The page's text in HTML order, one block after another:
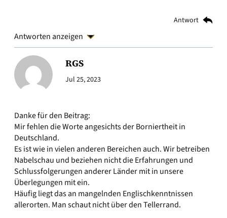
Antwort
Antworten anzeigen
RGS
Jul 25, 2023
Danke für den Beitrag:
Mir fehlen die Worte angesichts der Borniertheit in
Deutschland.
Es ist wie in vielen anderen Bereichen auch. Wir betreiben
Nabelschau und beziehen nicht die Erfahrungen und
Schlussfolgerungen anderer Länder mit in unsere
Überlegungen mit ein.
Häufig liegt das an mangelnden Englischkenntnissen
allerorten. Man schaut nicht über den Tellerrand.